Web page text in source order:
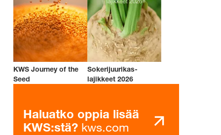
KWS Journey of the
Seed
Sokerijuurikas-
lajikkeet 2026
Haluatko oppia lisää
KWS:stä? kws.com